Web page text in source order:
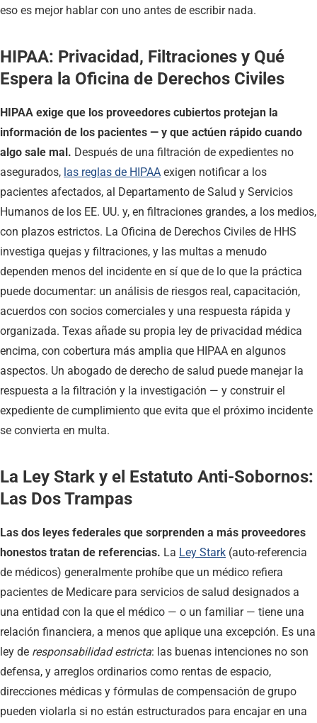
eso es mejor hablar con uno antes de escribir nada.
HIPAA: Privacidad, Filtraciones y Qué
Espera la Oficina de Derechos Civiles
HIPAA exige que los proveedores cubiertos protejan la
información de los pacientes — y que actúen rápido cuando
algo sale mal. Después de una filtración de expedientes no
asegurados, las reglas de HIPAA exigen notificar a los
pacientes afectados, al Departamento de Salud y Servicios
Humanos de los EE. UU. y, en filtraciones grandes, a los medios,
con plazos estrictos. La Oficina de Derechos Civiles de HHS
investiga quejas y filtraciones, y las multas a menudo
dependen menos del incidente en sí que de lo que la práctica
puede documentar: un análisis de riesgos real, capacitación,
acuerdos con socios comerciales y una respuesta rápida y
organizada. Texas añade su propia ley de privacidad médica
encima, con cobertura más amplia que HIPAA en algunos
aspectos. Un abogado de derecho de salud puede manejar la
respuesta a la filtración y la investigación — y construir el
expediente de cumplimiento que evita que el próximo incidente
se convierta en multa.
La Ley Stark y el Estatuto Anti-Sobornos:
Las Dos Trampas
Las dos leyes federales que sorprenden a más proveedores
honestos tratan de referencias. La Ley Stark (auto-referencia
de médicos) generalmente prohíbe que un médico refiera
pacientes de Medicare para servicios de salud designados a
una entidad con la que el médico — o un familiar — tiene una
relación financiera, a menos que aplique una excepción. Es una
ley de responsabilidad estricta: las buenas intenciones no son
defensa, y arreglos ordinarios como rentas de espacio,
direcciones médicas y fórmulas de compensación de grupo
pueden violarla si no están estructurados para encajar en una